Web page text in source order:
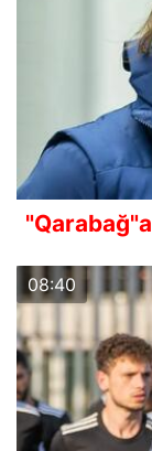
08:40